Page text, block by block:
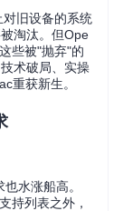
旧设备的系统
淘汰。但Ope
些被"抛弃"的
术破局、实操
重获新生。
水涨船高。
持列表之外，